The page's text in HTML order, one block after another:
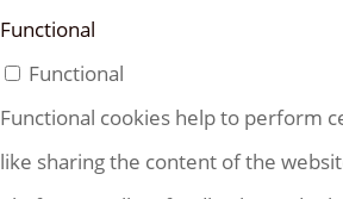
Functional
Functional
Functional cookies help to perform
like sharing the content of the